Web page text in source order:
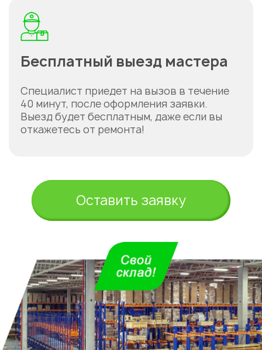
Бесплатный выезд мастера
Специалист приедет на вызов в течение
40 минут, после оформления заявки.
Выезд будет бесплатным, даже если вы
откажетесь от ремонта!
Оставить заявку